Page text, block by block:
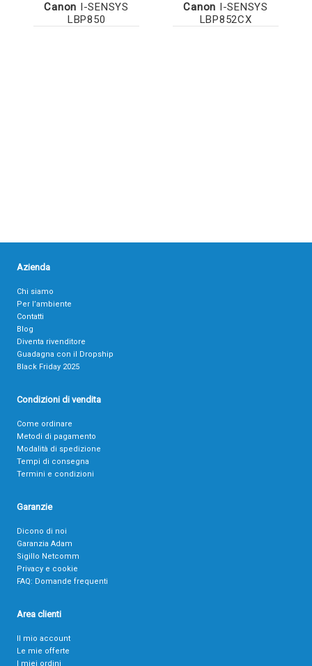
Canon I-SENSYS
LBP850
Canon I-SENSYS
LBP852CX
Azienda
Chi siamo
Per l’ambiente
Contatti
Blog
Diventa rivenditore
Guadagna con il Dropship
Black Friday 2025
Condizioni di vendita
Come ordinare
Metodi di pagamento
Modalità di spedizione
Tempi di consegna
Termini e condizioni
Garanzie
Dicono di noi
Garanzia Adam
Sigillo Netcomm
Privacy e cookie
FAQ: Domande frequenti
Area clienti
Il mio account
Le mie offerte
I miei ordini